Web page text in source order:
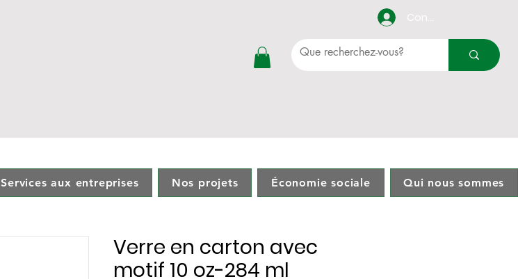
Connexion
Services aux entreprises Nos projets Économie sociale Qui nous sommes
Verre en carton avec
motif 10 oz-284 ml